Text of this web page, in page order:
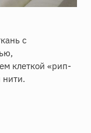
с
клеткой «рип-
нити.